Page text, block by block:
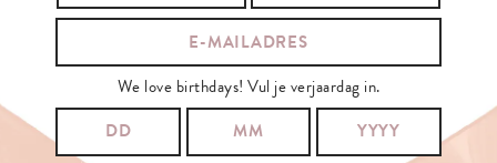
SCHRIJF JE IN OP ONZE NIEUWSBRIEF
JE E-MAILADRES:We love birthdays! Vul je verjaardag in.